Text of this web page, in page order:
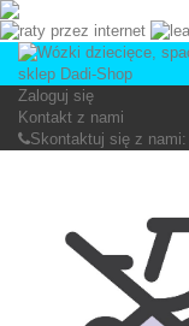
Zaloguj się
Kontakt z nami
Skontaktuj się z nami: